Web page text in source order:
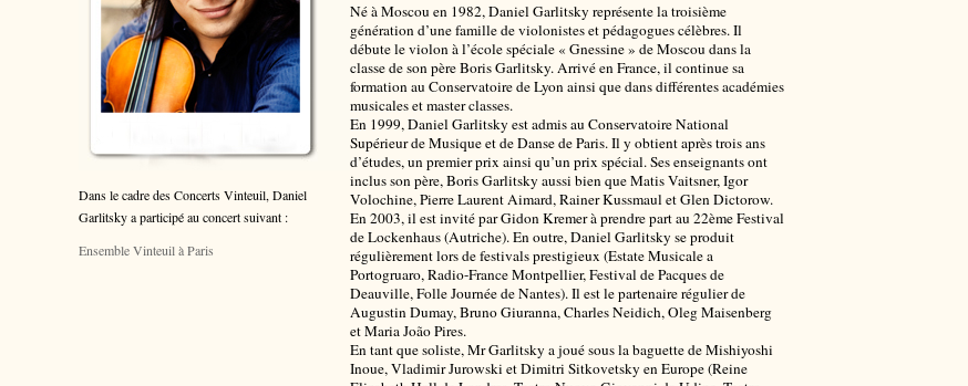
Né à Moscou en 1982, Daniel Garlitsky représente la troisième
génération d’une famille de violonistes et pédagogues célèbres. Il
débute le violon à l’école spéciale « Gnessine » de Moscou dans la
classe de son père Boris Garlitsky. Arrivé en France, il continue sa
formation au Conservatoire de Lyon ainsi que dans différentes académies
musicales et master classes.
En 1999, Daniel Garlitsky est admis au Conservatoire National
Supérieur de Musique et de Danse de Paris. Il y obtient après trois ans
d’études, un premier prix ainsi qu’un prix spécial. Ses enseignants ont
inclus son père, Boris Garlitsky aussi bien que Matis Vaitsner, Igor
Volochine, Pierre Laurent Aimard, Rainer Kussmaul et Glen Dictorow.
En 2003, il est invité par Gidon Kremer à prendre part au 22ème Festival
de Lockenhaus (Autriche). En outre, Daniel Garlitsky se produit
régulièrement lors de festivals prestigieux (Estate Musicale a
Portogruaro, Radio-France Montpellier, Festival de Pacques de
Deauville, Folle Journée de Nantes). Il est le partenaire régulier de
Augustin Dumay, Bruno Giuranna, Charles Neidich, Oleg Maisenberg
et Maria João Pires.
En tant que soliste, Mr Garlitsky a joué sous la baguette de Mishiyoshi
Inoue, Vladimir Jurowski et Dimitri Sitkovetsky en Europe (Reine
Dans le cadre des Concerts Vinteuil, Daniel
Garlitskya participé au concert suivant :
Ensemble Vinteuil à Paris